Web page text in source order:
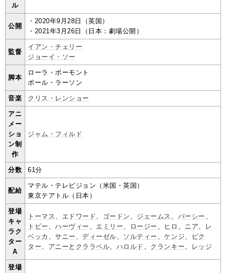
ル
公開
・2020年9月28日（英国）
・2021年3月26日（日本：劇場公開）
監督
イアン・チェリー
ジョーイ・ソー
脚本
ローラ・ボーモント
ポール・ラーソン
音楽 クリス・レンショー
アニ
メー
ショ
ン制
作
ジャム・フィルド
分数 61分
配給
マテル・テレビジョン（米国・英国）
東京テアトル（日本）
登場
キャ
ラク
ター
A
トーマス、 エドワード、 ゴードン 、 ジェームス 、 パーシー 、
トビー 、ハーヴィー 、 エミリー、 ロージー 、 ヒロ 、 ニア、
レ
ベッカ 、サニー 、ディーゼル、 ソルティー 、ケンジ、
ビク
ター、 アニー と クララベル、 ハロルド 、 クランキー、 レッジ
登場